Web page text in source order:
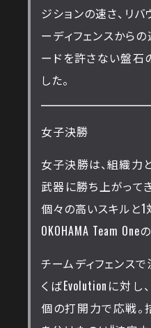
ジションの速さ、リバ
ーディフェンスから
ードを許さない盤石
した。
女子決勝
女子決勝は、組織力
武器に勝ち上がって
個々の高いスキルと
OKOHAMA Team One
チームディフェンス
くばEvolutionに対し
個の打開力で応戦。